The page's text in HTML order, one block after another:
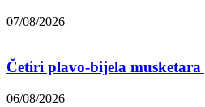
07/08/2026
Četiri plavo-bijela
06/08/2026